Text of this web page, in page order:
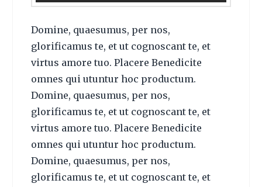
Domine, quaesumus, per nos,
glorificamus te, et ut cognoscant te, et
virtus amore tuo. Placere Benedicite
omnes qui utuntur hoc productum.
Domine, quaesumus, per nos,
glorificamus te, et ut cognoscant te, et
virtus amore tuo. Placere Benedicite
omnes qui utuntur hoc productum.
Domine, quaesumus, per nos,
glorificamus te, et ut cognoscant te, et